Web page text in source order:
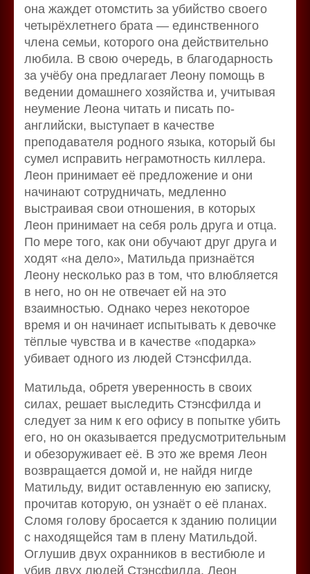
она жаждет отомстить за убийство своего
четырёхлетнего брата — единственного
члена семьи, которого она действительно
любила. В свою очередь, в благодарность
за учёбу она предлагает Леону помощь в
ведении домашнего хозяйства и, учитывая
неумение Леона читать и писать по-
английски, выступает в качестве
преподавателя родного языка, который бы
сумел исправить неграмотность киллера.
Леон принимает её предложение и они
начинают сотрудничать, медленно
выстраивая свои отношения, в которых
Леон принимает на себя роль друга и отца.
По мере того, как они обучают друг друга и
ходят «на дело», Матильда признаётся
Леону несколько раз в том, что влюбляется
в него, но он не отвечает ей на это
взаимностью. Однако через некоторое
время и он начинает испытывать к девочке
тёплые чувства и в качестве «подарка»
убивает одного из людей Стэнсфилда.
Матильда, обретя уверенность в своих
силах, решает выследить Стэнсфилда и
следует за ним к его офису в попытке убить
его, но он оказывается предусмотрительным
и обезоруживает её. В это же время Леон
возвращается домой и, не найдя нигде
Матильду, видит оставленную ею записку,
прочитав которую, он узнаёт о её планах.
Сломя голову бросается к зданию полиции
с находящейся там в плену Матильдой.
Оглушив двух охранников в вестибюле и
убив двух людей Стэнсфилда, Леон